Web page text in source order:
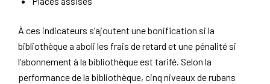
À ces indicateurs s’ajoutent une bonification si la
bibliothèque a aboli les frais de retard et une pénalité si
l’abonnement à la bibliothèque est tarifé. Selon la
performance de la bibliothèque, cinq niveaux de rubans